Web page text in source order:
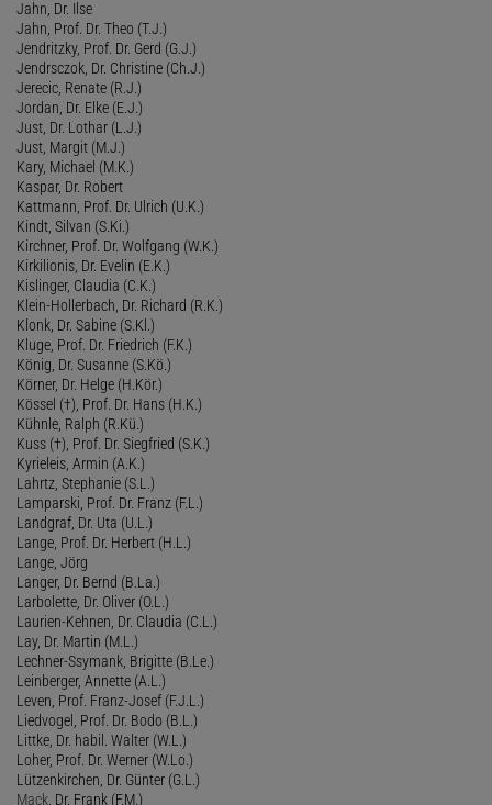
Jahn, Dr. Ilse
Jahn, Prof. Dr. Theo (T.J.)
Jendritzky, Prof. Dr. Gerd (G.J.)
Jendrsczok, Dr. Christine (Ch.J.)
Jerecic, Renate (R.J.)
Jordan, Dr. Elke (E.J.)
Just, Dr. Lothar (L.J.)
Just, Margit (M.J.)
Kary, Michael (M.K.)
Kaspar, Dr. Robert
Kattmann, Prof. Dr. Ulrich (U.K.)
Kindt, Silvan (S.Ki.)
Kirchner, Prof. Dr. Wolfgang (W.K.)
Kirkilionis, Dr. Evelin (E.K.)
Kislinger, Claudia (C.K.)
Klein-Hollerbach, Dr. Richard (R.K.)
Klonk, Dr. Sabine (S.Kl.)
Kluge, Prof. Dr. Friedrich (F.K.)
König, Dr. Susanne (S.Kö.)
Körner, Dr. Helge (H.Kör.)
Kössel (†), Prof. Dr. Hans (H.K.)
Kühnle, Ralph (R.Kü.)
Kuss (†), Prof. Dr. Siegfried (S.K.)
Kyrieleis, Armin (A.K.)
Lahrtz, Stephanie (S.L.)
Lamparski, Prof. Dr. Franz (F.L.)
Landgraf, Dr. Uta (U.L.)
Lange, Prof. Dr. Herbert (H.L.)
Lange, Jörg
Langer, Dr. Bernd (B.La.)
Larbolette, Dr. Oliver (O.L.)
Laurien-Kehnen, Dr. Claudia (C.L.)
Lay, Dr. Martin (M.L.)
Lechner-Ssymank, Brigitte (B.Le.)
Leinberger, Annette (A.L.)
Leven, Prof. Franz-Josef (F.J.L.)
Liedvogel, Prof. Dr. Bodo (B.L.)
Littke, Dr. habil. Walter (W.L.)
Loher, Prof. Dr. Werner (W.Lo.)
Lützenkirchen, Dr. Günter (G.L.)
Mack , Dr. Frank (F.M.)